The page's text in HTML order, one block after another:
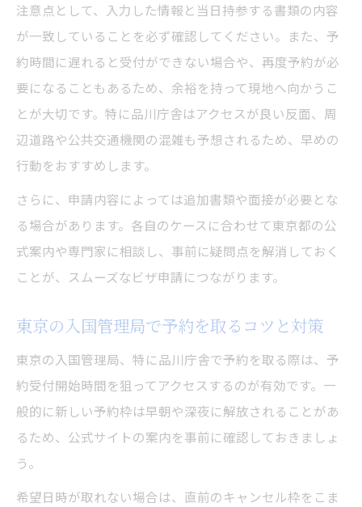
注意点として、入力した情報と当日持参する書類の内容
が一致していることを必ず確認してください。また、予
約時間に遅れると受付ができない場合や、再度予約が必
要になることもあるため、余裕を持って現地へ向かうこ
とが大切です。特に品川庁舎はアクセスが良い反面、周
辺道路や公共交通機関の混雑も予想されるため、早めの
行動をおすすめします。
さらに、申請内容によっては追加書類や面接が必要とな
る場合があります。各自のケースに合わせて東京都の公
式案内や専門家に相談し、事前に疑問点を解消しておく
ことが、スムーズなビザ申請につながります。
東京の入国管理局で予約を取るコツと対策
東京の入国管理局、特に品川庁舎で予約を取る際は、予
約受付開始時間を狙ってアクセスするのが有効です。一
般的に新しい予約枠は早朝や深夜に解放されることがあ
るため、公式サイトの案内を事前に確認しておきましょ
う。
希望日時が取れない場合は、直前のキャンセル枠をこま